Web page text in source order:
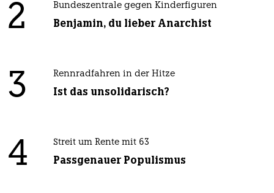
2 Bundeszentrale gegen Kinderfiguren
Benjamin, du lieber Anarchist
3 Rennradfahren in der Hitze
Ist das unsolidarisch?
4 Streit um Rente mit 63
Passgenauer Populismus